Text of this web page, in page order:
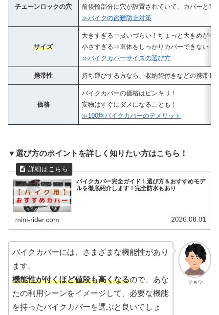
チェーンロックの穴
前後輪部分に穴が設置されていて、カバーと車
≫バイクの盗難防止対策
サイズ
大きすぎる⇒扱いづらい！ちょっと大きめがベ
小さすぎる⇒車体をしっかりカバーできない！
≫バイクカバーサイズの選び方
携帯性 持ち運びする方なら、収納袋付きなどの携帯し
価格
バイクカバーの価格はピンキリ！
安物はすぐにダメになることも！
≫100均バイクカバーのデメリット
▼選び方のポイントを詳しく知りたい方はこちら！
バイクカバー完全ガイド！選び方＆おすすめモデ
ルを徹底紹介します！完全防水もあり
mini-rider.com 2026.08.01
リョウ
バイクカバーには、さまざまな機能性があり
ます。
機能性が付くほど値段も高くなるので、あな
たの利用シーンをイメージして、必要な機能
を持ったバイクカバーを選ぶと良いでしょ